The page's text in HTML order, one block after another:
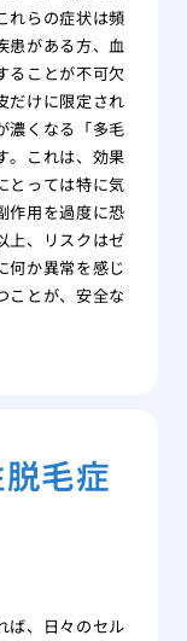
れらの症状は頻
患がある方、血
ることが不可欠
だけに限定され
濃くなる「多毛
。これは、効果
とっては特に気
作用を過度に恐
上、リスクはゼ
何か異常を感じ
ことが、安全な
毛症
ば、日々のセル